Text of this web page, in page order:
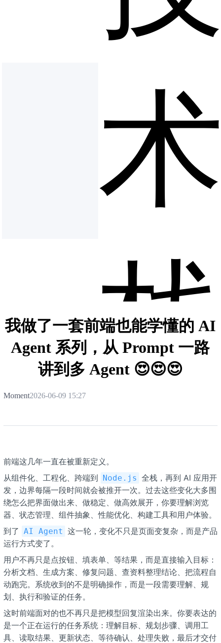
我做了一套前端也能学懂的 AI
Agent 系列，从 Prompt 一路
讲到多 Agent 😍😍😍
Moment2026-06-09 15:27
前端这几年一直在被重新定义。
从组件化、工程化、跨端到 Node.js 全栈，再到 AI 应用开
发，边界每隔一段时间就会被推开一次。过去这些变化大多围
绕怎么把界面做出来、做稳定、做高效展开，你要理解浏览
器、状态管理、组件抽象、性能优化、构建工具和用户体验。
到了 AI Agent 这一轮，变化不只是页面变复杂，而是产品
运行方式变了。
用户不再只是点按钮、填表单、等结果，而是直接输入目标：
分析文档、生成方案、修复问题、查资料整理结论、把流程自
动跑完。系统收到的不是明确操作，而是一段需要理解、规
划、执行和验证的任务。
这时前端面对的也不再只是把模型回复渲染出来。你要表达的
是一个正在运行的任务系统：理解目标、规划步骤、调用工
具、读取结果、更新状态、等待确认、处理失败，最后才交付